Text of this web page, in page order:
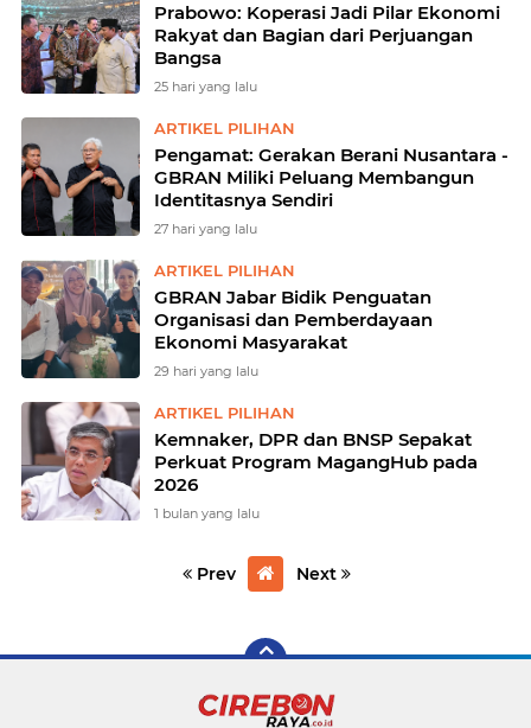
Prabowo: Koperasi Jadi Pilar Ekonomi
Rakyat dan Bagian dari Perjuangan
Bangsa
25 hari yang lalu
ARTIKEL PILIHAN
Pengamat: Gerakan Berani Nusantara -
GBRAN Miliki Peluang Membangun
Identitasnya Sendiri
27 hari yang lalu
ARTIKEL PILIHAN
GBRAN Jabar Bidik Penguatan
Organisasi dan Pemberdayaan
Ekonomi Masyarakat
29 hari yang lalu
ARTIKEL PILIHAN
Kemnaker, DPR dan BNSP Sepakat
Perkuat Program MagangHub pada
2026
1 bulan yang lalu
Prev Next